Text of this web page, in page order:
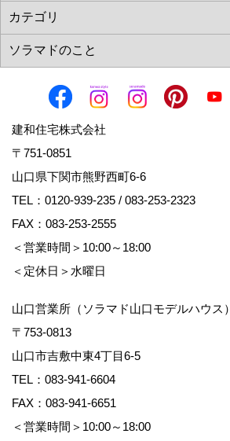
建和住宅株式会社
〒751-0851
山口県下関市熊野西町6-6
TEL： 0120-939-235 / 083-253-2323
FAX：083-253-2555
＜営業時間＞10:00～18:00
＜定休日＞水曜日
山口営業所（ソラマド山口モデルハウス）
〒753-0813
山口市吉敷中東4丁目6-5
TEL： 083-941-6604
FAX：083-941-6651
＜営業時間＞10:00～18:00